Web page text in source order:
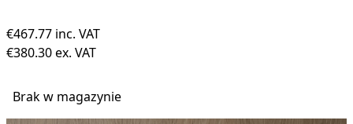
€467.77
€380.30ex. VAT
Brak w magazynie